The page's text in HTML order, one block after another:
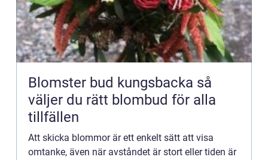
Blomster bud kungsbacka så
väljer du rätt blombud för alla
tillfällen
Att skicka blommor är ett enkelt sätt att visa
omtanke, även när avståndet är stort eller tiden är